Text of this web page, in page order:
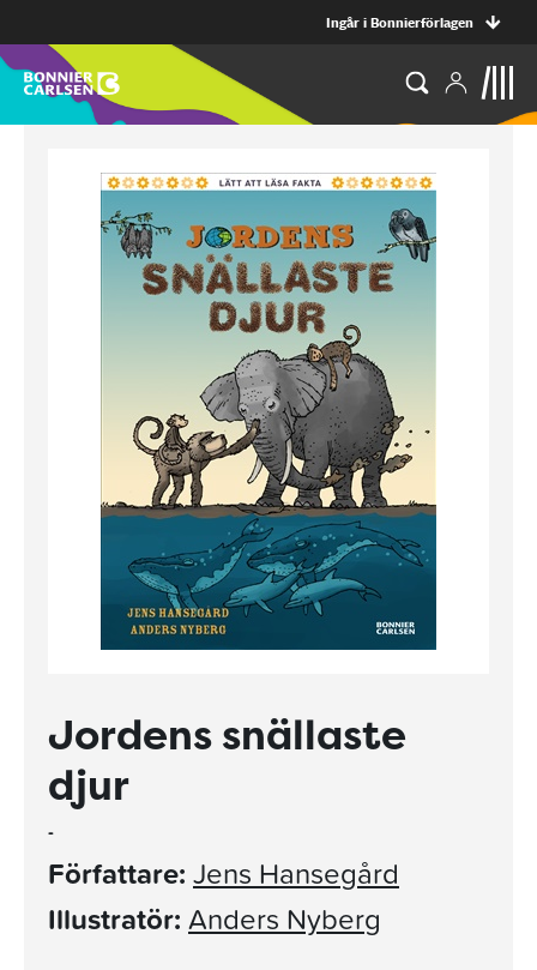
Ingår i Bonnierförlagen
Jordens snällaste
djur
-
Författare: Jens Hansegård
Illustratör: Anders Nyberg